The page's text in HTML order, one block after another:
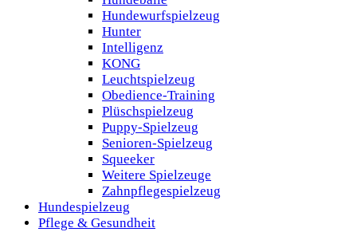
Hundewurfspielzeug
Hunter
Intelligenz
KONG
Leuchtspielzeug
Obedience-Training
Plüschspielzeug
Puppy-Spielzeug
Senioren-Spielzeug
Squeeker
Weitere Spielzeuge
Zahnpflegespielzeug
Hundespielzeug
Pflege & Gesundheit